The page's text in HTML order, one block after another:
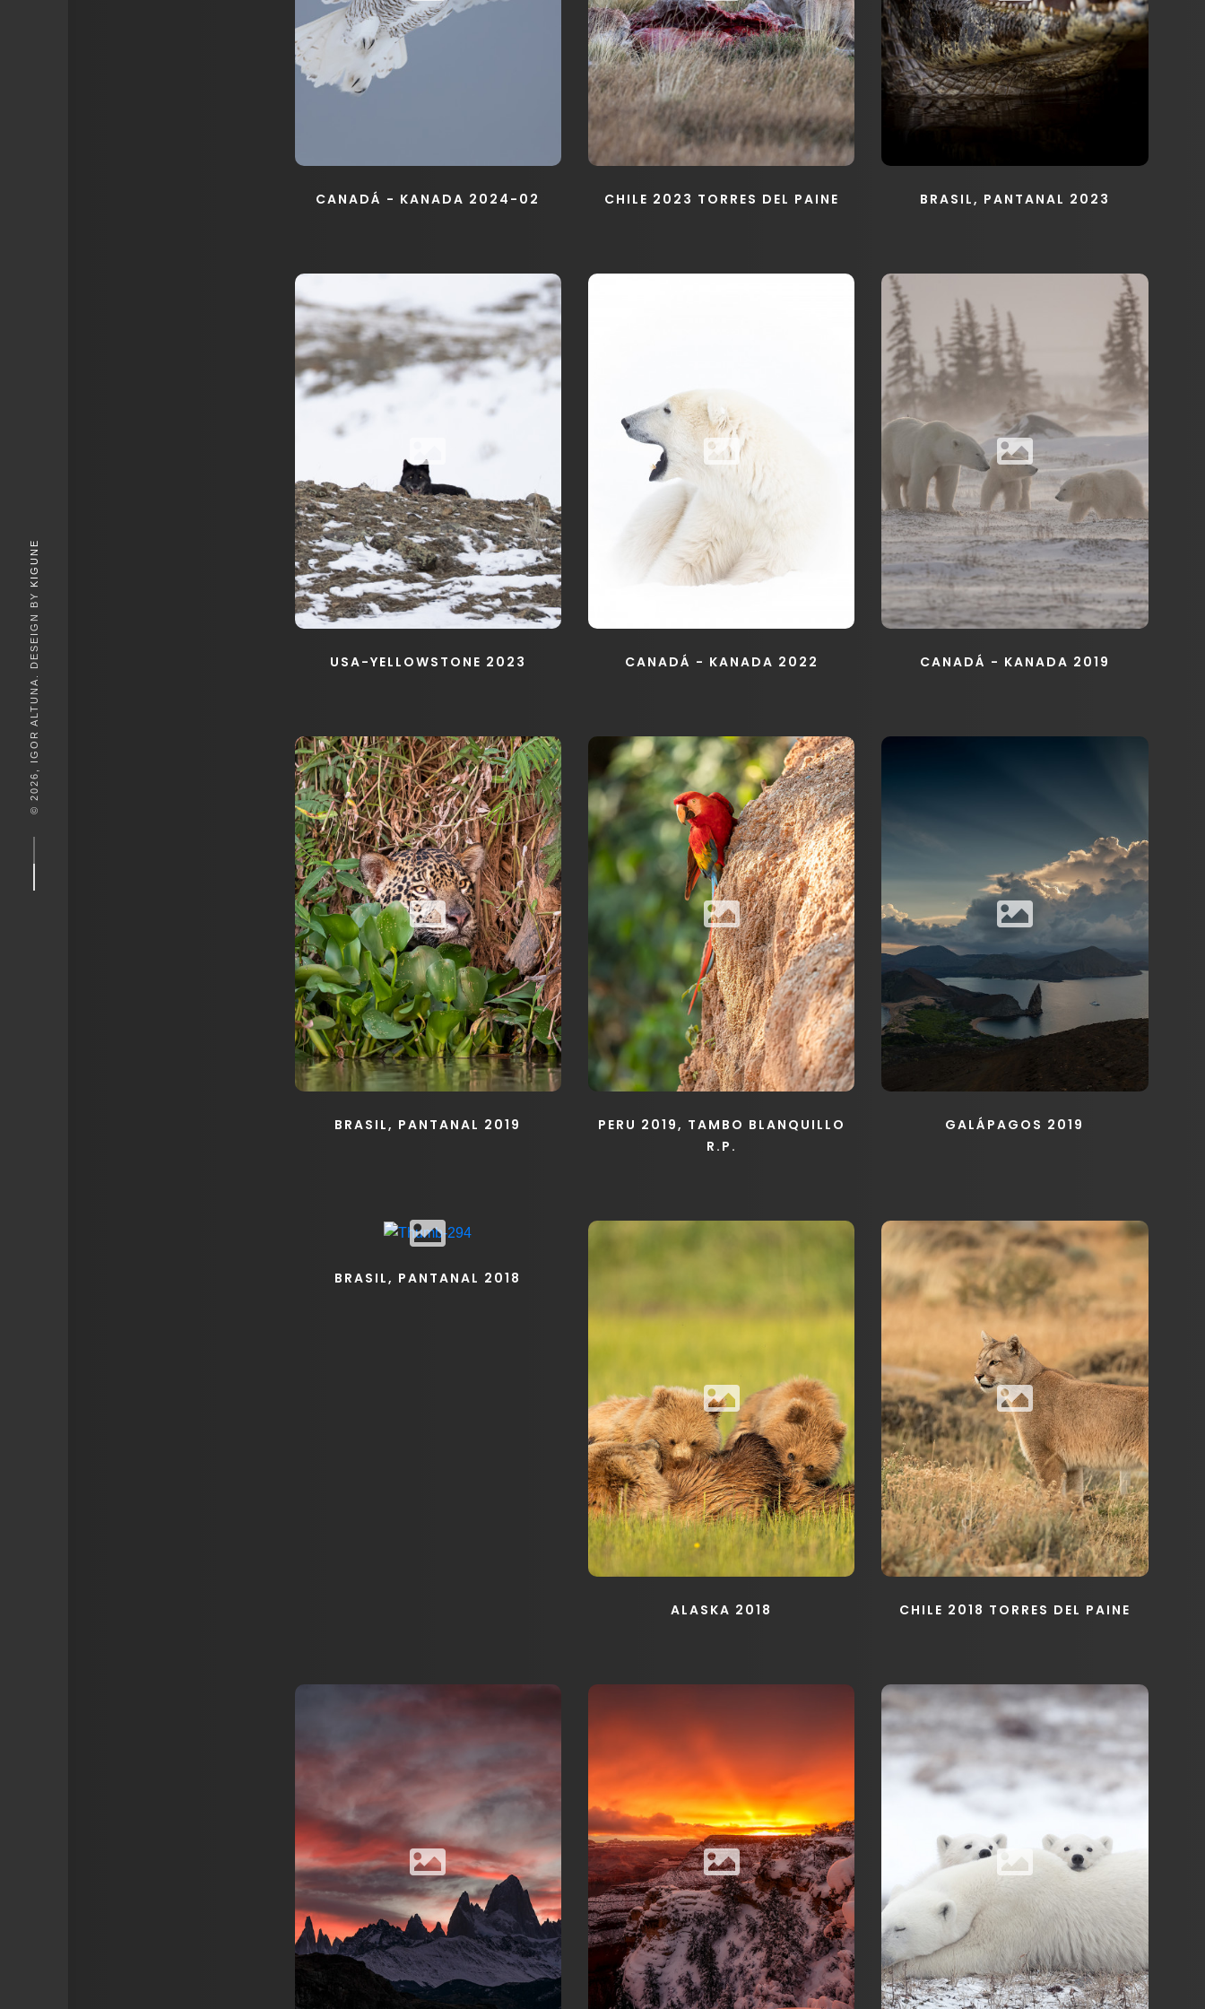
© 2026, IGOR ALTUNA. DESEIGN BY
KIGUNE
CANADÁ - KANADA 2024-02 CHILE 2023 TORRES DEL PAINE BRASIL, PANTANAL 2023
USA-YELLOWSTONE 2023 CANADÁ - KANADA 2022 CANADÁ - KANADA 2019
BRASIL, PANTANAL 2019
PERU 2019, TAMBO BLANQUILLO
R.P.
GALÁPAGOS 2019
BRASIL, PANTANAL 2018
ALASKA 2018 CHILE 2018 TORRES DEL PAINE